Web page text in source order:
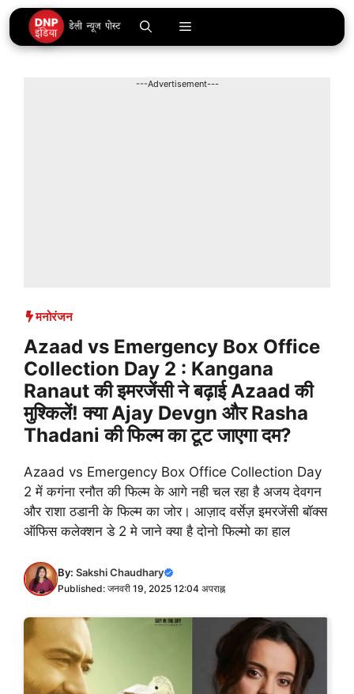
Skip
to
content
Menu
---Advertisement---
मनोरंजन
Azaad vs Emergency Box Office
Collection Day 2 : Kangana
Ranaut की इमरजेंसी ने बढ़ाई Azaad की
मुश्किलें! क्या Ajay Devgn और Rasha
Thadani की फिल्म का टूट जाएगा दम?
Azaad vs Emergency Box Office Collection Day
2 में कगंना रनौत की फिल्म के आगे नही चल रहा है अजय देवगन
और राशा ठडानी के फिल्म का जोर। आज़ाद वर्सेज़ इमरजेंसी बॉक्स
ऑफिस कलेक्शन डे 2 मे जाने क्या है दोनो फिल्मो का हाल
By: Sakshi Chaudhary
Published: जनवरी 19, 2025 12:04 अपराह्न